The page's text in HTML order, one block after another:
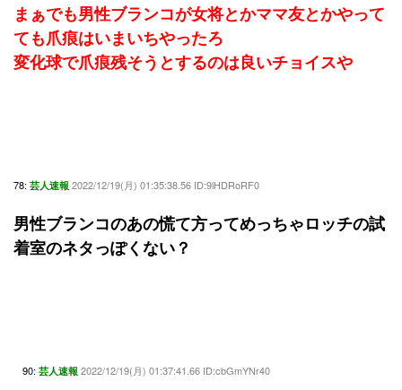
まぁでも男性ブランコが女将とかママ友とかやって
ても爪痕はいまいちやったろ
変化球で爪痕残そうとするのは良いチョイスや
78: 芸人速報 2022/12/19(月) 01:35:38.56 ID:9lHDRoRF0
男性ブランコのあの慌て方ってめっちゃロッチの試
着室のネタっぽくない？
90: 芸人速報 2022/12/19(月) 01:37:41.66 ID:cbGmYNr40